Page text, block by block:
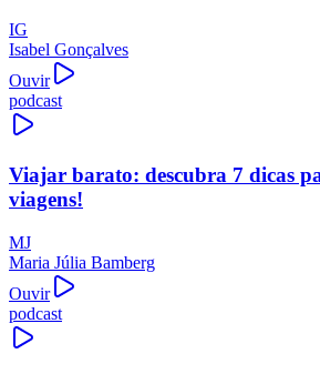
IG
Isabel Gonçalves
Ouvir
podcast
Viajar barato: descubra 7 dicas
viagens!
MJ
Maria Júlia Bamberg
Ouvir
podcast